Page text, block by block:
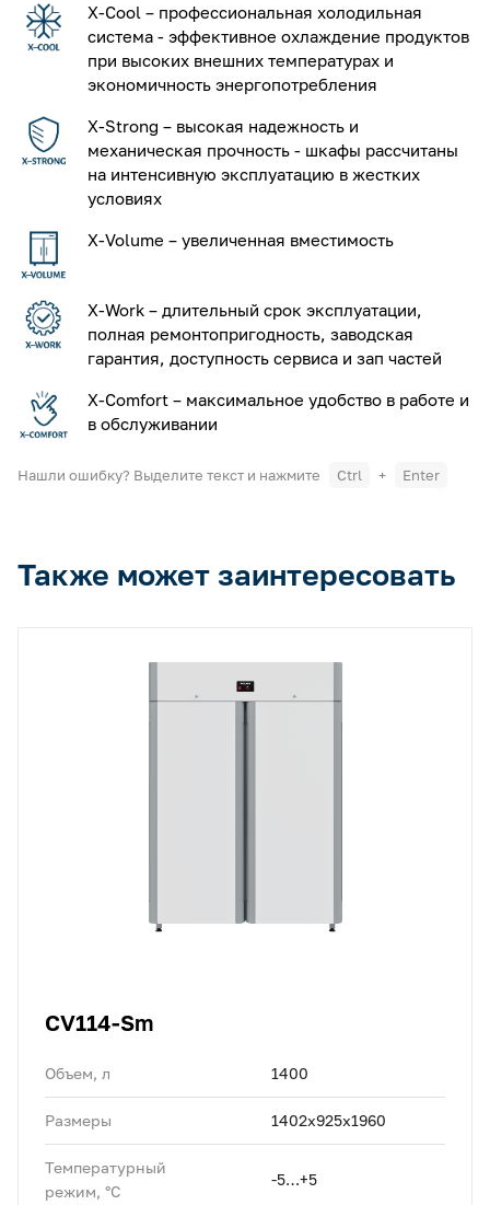
X-Cool – профессиональная холодильная
система - эффективное охлаждение продуктов
при высоких внешних температурах и
экономичность энергопотребления
X-Strong – высокая надежность и
механическая прочность - шкафы рассчитаны
на интенсивную эксплуатацию в жестких
условиях
X-Volume – увеличенная вместимость
X-Work – длительный срок эксплуатации,
полная ремонтопригодность, заводская
гарантия, доступность сервиса и зап частей
X-Comfort – максимальное удобство в работе и
в обслуживании
Нашли ошибку? Выделите текст и нажмите Ctrl + Enter
Также может заинтересовать
CV114-Sm
Объем, л 1400
Размеры 1402х925х1960
Температурный
режим, °C
-5…+5